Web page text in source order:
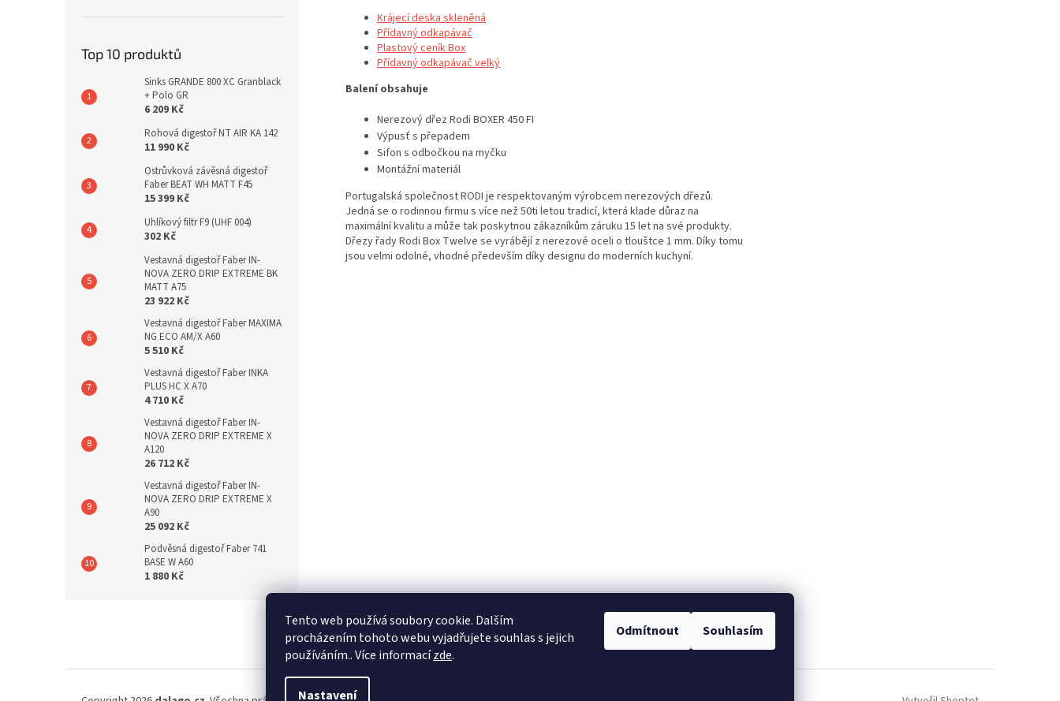
Tento web používá soubory cookie. Dalším
procházením tohoto webu vyjadřujete souhlas s jejich
používáním.. Více informacízde.
Nastavení
Odmítnout Souhlasím
Top 10 produktů
Sinks GRANDE 800 XC Granblack
+ Polo GR
6 209 Kč
Rohová digestoř NT AIR KA 142
11 990 Kč
Ostrůvková závěsná digestoř
Faber BEAT WH MATT F45
15 399 Kč
Uhlíkový filtr F9 (UHF 004)
302 Kč
Vestavná digestoř Faber IN-
NOVA ZERO DRIP EXTREME BK
MATT A75
23 922 Kč
Vestavná digestoř Faber MAXIMA
NG ECO AM/X A60
5 510 Kč
Vestavná digestoř Faber INKA
PLUS HC X A70
4 710 Kč
Vestavná digestoř Faber IN-
NOVA ZERO DRIP EXTREME X
A120
26 712 Kč
Vestavná digestoř Faber IN-
NOVA ZERO DRIP EXTREME X
A90
25 092 Kč
Podvěsná digestoř Faber 741
BASE W A60
1 880 Kč
Krájecí deska skleněná
Přídavný odkapávač
Plastový ceník Box
Přídavný odkapávač velký
Balení obsahuje
Nerezový dřez Rodi BOXER 450 FI
Výpusť s přepadem
Sifon s odbočkou na myčku
Montážní materiál
Portugalská společnost RODI je respektovaným výrobcem nerezových dřezů.
Jedná se o rodinnou firmu s více než 50ti letou tradicí, která klade důraz na
maximální kvalitu a může tak poskytnou zákazníkům záruku 15 let na své produkty.
Dřezy řady Rodi Box Twelve se vyrábějí z nerezové oceli o tlouštce 1 mm. Díky tomu
jsou velmi odolné, vhodné především díky designu do moderních kuchyní.
stavební pouzdra ECLISSE stavební pouzdra JAP stavební pouzdra SCRIGNO